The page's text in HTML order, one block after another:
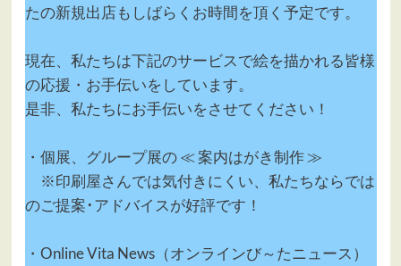
たの新規出店もしばらくお時間を頂く予定です。
現在、私たちは下記のサービスで絵を描かれる皆様
の応援・お手伝いをしています。
是非、私たちにお手伝いをさせてください！
・個展、グループ展の ≪ 案内はがき制作 ≫
※印刷屋さんでは気付きにくい、私たちならでは
のご提案･アドバイスが好評です！
・Online Vita News（オンラインび～たニュース）